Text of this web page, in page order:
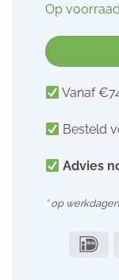
Op voorraad
Vanaf
Besteld
Advies
* op